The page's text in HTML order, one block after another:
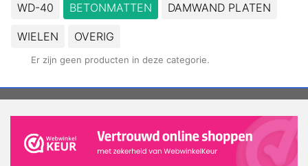
WD-40 BETONMATTEN DAMWAND PLATEN
WIELEN OVERIG
Er zijn geen producten in deze categorie.